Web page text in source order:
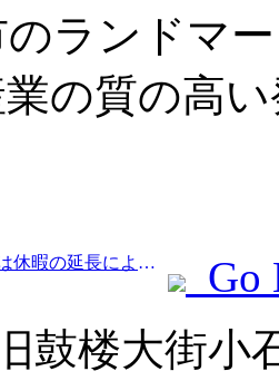
ランドマ
の質の高
Prev:清明節の休暇中は休暇の延長により旅行が急増し、多くの都市で外出や花見のために訪問者数が増加した。
Go
鼓楼大街小